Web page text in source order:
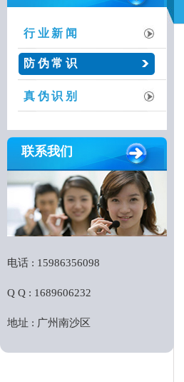
行业新闻
防伪常识
真伪识别
联系我们
电话 : 15986356098
Q Q : 1689606232
地址 : 广州南沙区